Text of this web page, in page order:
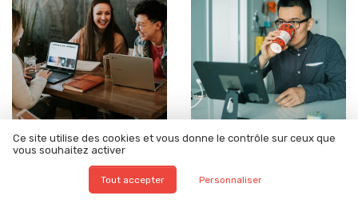
Stratégie de communication d’entreprise •
02/01/2026
Stratégie de communication d’entreprise • 11/12/2025
Ce site utilise des cookies et vous donne le contrôle sur ceux que
vous souhaitez activer
Tout accepter Personnaliser